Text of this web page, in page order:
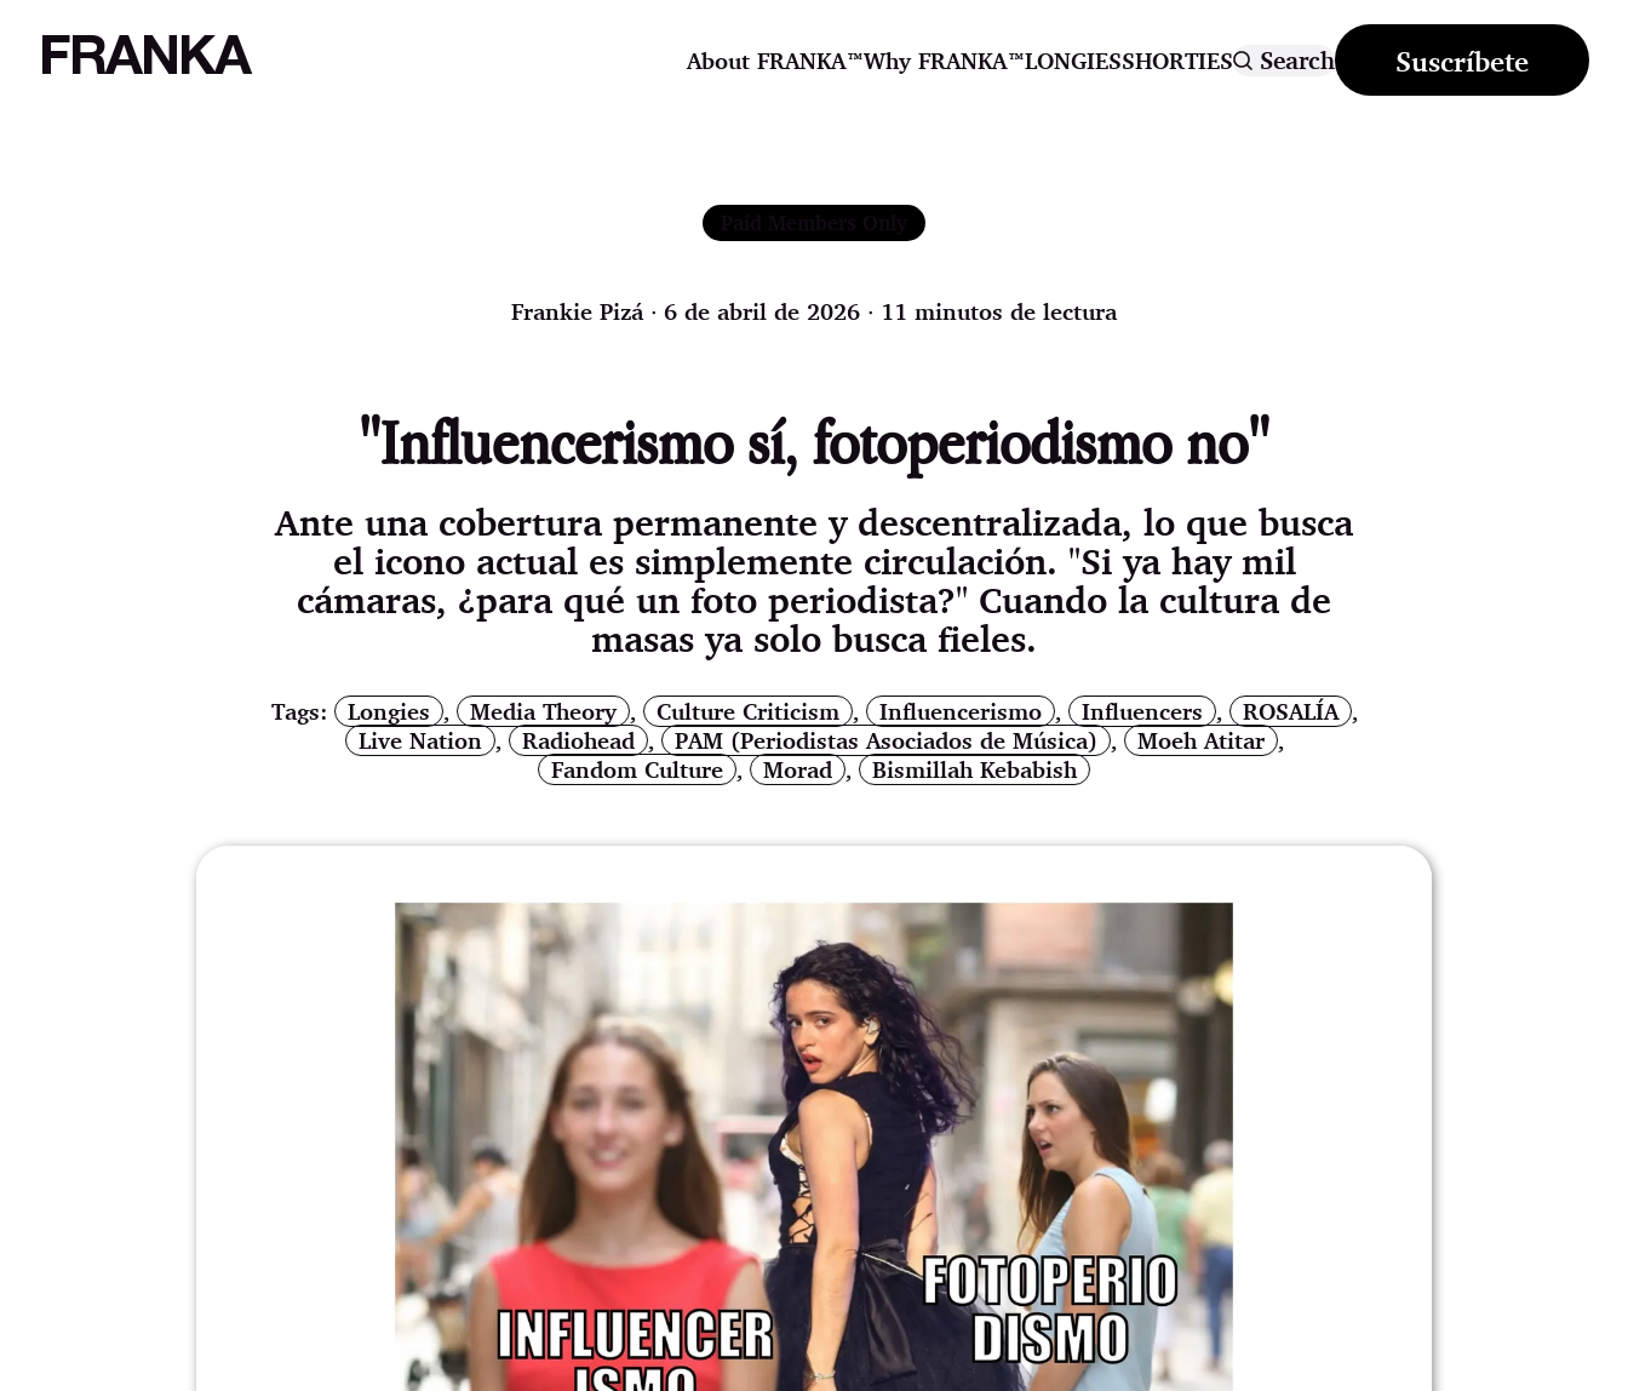
FRANKA About FRANKA™️Why FRANKA™️LONGIESSHORTIES Search Suscríbete
Frankie Pizá ∙ 6 de abril de 2026 ∙ 11 minutos de lectura
"Influencerismo sí, fotoperiodismo no"
Ante una cobertura permanente y descentralizada, lo que busca
el icono actual es simplemente circulación. "Si ya hay mil
cámaras, ¿para qué un foto periodista?" Cuando la cultura de
masas ya solo busca fieles.
Tags: Longies , Media Theory , Culture Criticism , Influencerismo , Influencers , ROSALÍA ,
Live Nation , Radiohead , PAM (Periodistas Asociados de Música) , Moeh Atitar ,
Fandom Culture , Morad , Bismillah Kebabish